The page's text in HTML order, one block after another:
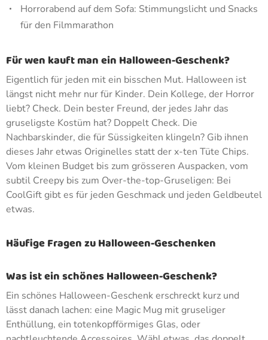
Horrorabend auf dem Sofa: Stimmungslicht und Snacks
für den Filmmarathon
Für wen kauft man ein Halloween-Geschenk?
Eigentlich für jeden mit ein bisschen Mut. Halloween ist
längst nicht mehr nur für Kinder. Dein Kollege, der Horror
liebt? Check. Dein bester Freund, der jedes Jahr das
gruseligste Kostüm hat? Doppelt Check. Die
Nachbarskinder, die für Süssigkeiten klingeln? Gib ihnen
dieses Jahr etwas Originelles statt der x-ten Tüte Chips.
Vom kleinen Budget bis zum grösseren Auspacken, vom
subtil Creepy bis zum Over-the-top-Gruseligen: Bei
CoolGift gibt es für jeden Geschmack und jeden Geldbeutel
etwas.
Häufige Fragen zu Halloween-Geschenken
Was ist ein schönes Halloween-Geschenk?
Ein schönes Halloween-Geschenk erschreckt kurz und
lässt danach lachen: eine Magic Mug mit gruseliger
Enthüllung, ein totenkopfförmiges Glas, oder